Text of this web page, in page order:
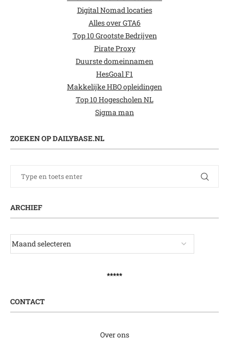
Digital Nomad locaties
Alles over GTA6
Top 10 Grootste Bedrijven
Pirate Proxy
Duurste domeinnamen
HesGoal F1
Makkelijke HBO opleidingen
Top 10 Hogescholen NL
Sigma man
ZOEKEN OP DAILYBASE.NL
ARCHIEF
*****
CONTACT
Over ons